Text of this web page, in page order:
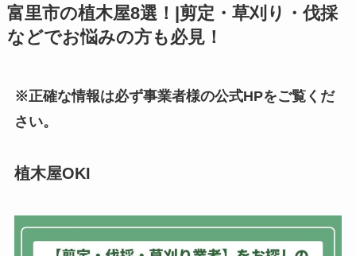
富里市の植木屋8選！|剪定・草刈り・伐採
などでお悩みの方も必見！
※正確な情報は必ず事業者様の公式HPをご覧くだ
さい。
植木屋OKI